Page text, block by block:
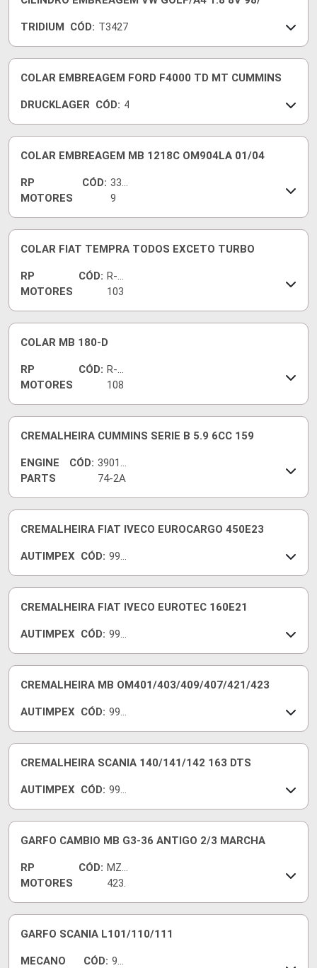
TRIDIUM CÓD: T3427
COLAR EMBREAGEM FORD F4000 TD MT CUMMINS
DRUCKLAGER CÓD: 4
7
COLAR EMBREAGEM MB 1218C OM904LA 01/04
RP
MOTORES
CÓD: 330
9
COLAR FIAT TEMPRA TODOS EXCETO TURBO
RP
MOTORES
CÓD: R-
103
COLAR MB 180-D
RP
MOTORES
CÓD: R-
108
CREMALHEIRA CUMMINS SERIE B 5.9 6CC 159
ENGINE
PARTS
CÓD: 39017
74-2A
CREMALHEIRA FIAT IVECO EUROCARGO 450E23
AUTIMPEX CÓD: 990
400
2
CREMALHEIRA FIAT IVECO EUROTEC 160E21
AUTIMPEX CÓD: 990
400
1
CREMALHEIRA MB OM401/403/409/407/421/423
AUTIMPEX CÓD: 990
201
0
CREMALHEIRA SCANIA 140/141/142 163 DTS
AUTIMPEX CÓD: 990
700
2
GARFO CAMBIO MB G3-36 ANTIGO 2/3 MARCHA
RP
MOTORES
CÓD: MZK
423.
GARFO SCANIA L101/110/111
MECANO
CÓD: 931